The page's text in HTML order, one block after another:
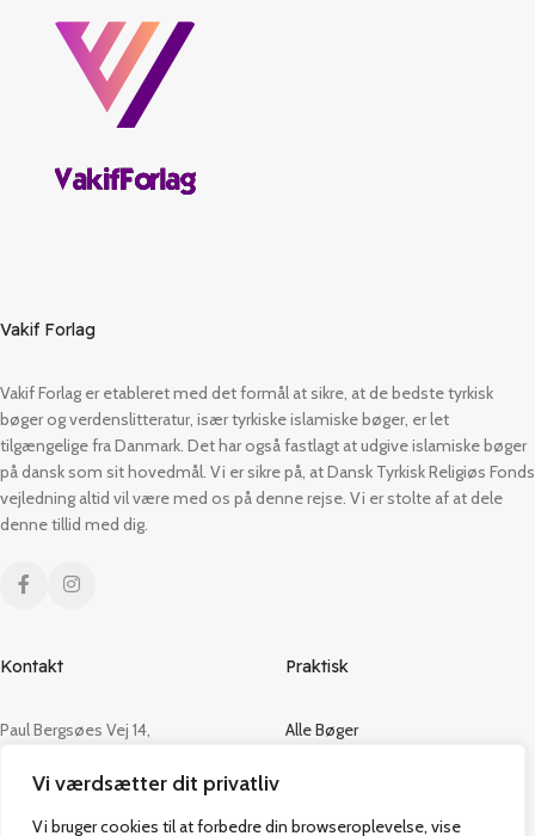
Vi værdsætter dit privatliv
Vi bruger cookies til at forbedre din browseroplevelse, vise
Vakif Forlag
Vakif Forlag er etableret med det formål at sikre, at de bedste tyrkisk
bøger og verdenslitteratur, især tyrkiske islamiske bøger, er let
tilgængelige fra Danmark. Det har også fastlagt at udgive islamiske bøger
på dansk som sit hovedmål. Vi er sikre på, at Dansk Tyrkisk Religiøs Fonds
vejledning altid vil være med os på denne rejse. Vi er stolte af at dele
denne tillid med dig.
Kontakt
Paul Bergsøes Vej 14,
CVR: 42813915
Praktisk
Alle Bøger